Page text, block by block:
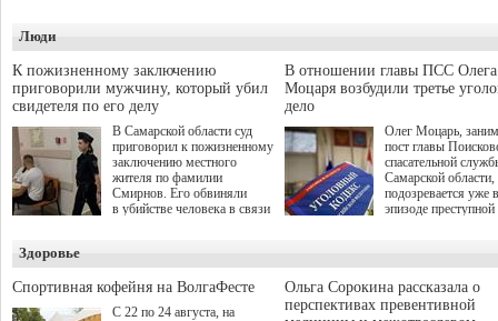
"Помощь фронту и семьям
участников СВО", которая
прошла в Отрадном 7
августа.
на трудоустройство
спокойную
мирной жизни.
Люди
К пожизненному заключению
приговорили мужчину, который убил
свидетеля по его делу
В Самарской области суд
приговорил к пожизненному
заключению местного
жителя по фамилии
Смирнов. Его обвиняли
в убийстве человека в связи
В отношении главы ПСС Олега
Моцаря возбудили третье
дело
Олег Моцарь,
пост главы
спасательной
Самарской области,
подозревается уже
эпизоде преступной
а сам он
Здоровье
Спортивная кофейня на ВолгаФесте
С 22 по 24 августа, на
Ольга Сорокина рассказала о
перспективах превентивной